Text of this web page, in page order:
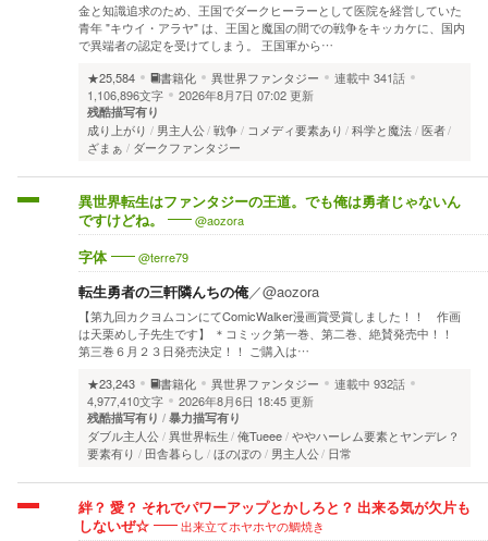
金と知識追求のため、王国でダークヒーラーとして医院を経営していた
青年 "キウイ・アラヤ" は、王国と魔国の間での戦争をキッカケに、国内
で異端者の認定を受けてしまう。 王国軍から…
★25,584
書籍化 異世界ファンタジー 連載中 341話
1,106,896文字
2026年8月7日 07:02 更新
残酷描写有り
成り上がり 男主人公 戦争 コメディ要素あり 科学と魔法 医者
ざまぁ
ダークファンタジー
異世界転生はファンタジーの王道。でも俺は勇者じゃないん
ですけどね。
@aozora
字体 @terre79
転生勇者の三軒隣んちの俺／@aozora
【第九回カクヨムコンにてComicWalker漫画賞受賞しました！！ 作画
は天栗めし子先生です】 ＊コミック第一巻、第二巻、絶賛発売中！！
第三巻６月２３日発売決定！！ ご購入は…
★23,243
書籍化 異世界ファンタジー 連載中 932話
4,977,410文字
2026年8月6日 18:45 更新
残酷描写有り 暴力描写有り
ダブル主人公 異世界転生 俺Tueee ややハーレム要素とヤンデレ？
要素有り
田舎暮らし ほのぼの 男主人公 日常
絆？ 愛？ それでパワーアップとかしろと？ 出来る気が欠片も
しないぜ☆
出来立てホヤホヤの鯛焼き